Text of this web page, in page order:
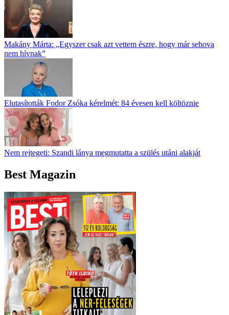
Makány Márta: „Egyszer csak azt vettem észre, hogy már sehova
nem hívnak”
Elutasították Fodor Zsóka kérelmét: 84 évesen kell költöznie
Nem rejtegeti: Szandi lánya megmutatta a szülés utáni alakját
Best Magazin